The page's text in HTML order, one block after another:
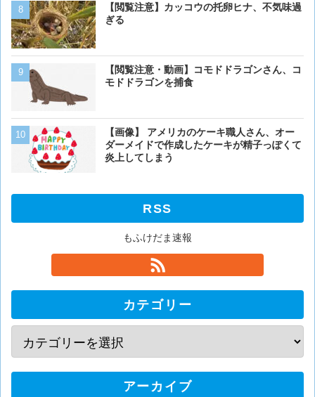
【閲覧注意】カッコウの托卵ヒナ、不気味過
ぎる
【閲覧注意・動画】コモドドラゴンさん、コ
モドドラゴンを捕食
【画像】 アメリカのケーキ職人さん、オー
ダーメイドで作成したケーキが精子っぽくて
炎上してしまう
【動画】男性、ロバにちょ
【画像】イッヌ、リモコ
を切る
【画像】うわぁー、馬みた
あるか
RSS
もふけだま速報
カテゴリー
アーカイブ